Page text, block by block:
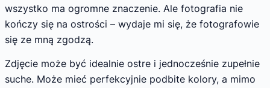
wszystko ma ogromne znaczenie. Ale fotografia nie
kończy się na ostrości – wydaje mi się, że fotografowie
się ze mną zgodzą.
Zdjęcie może być idealnie ostre i jednocześnie zupełnie
suche. Może mieć perfekcyjnie podbite kolory, a mimo